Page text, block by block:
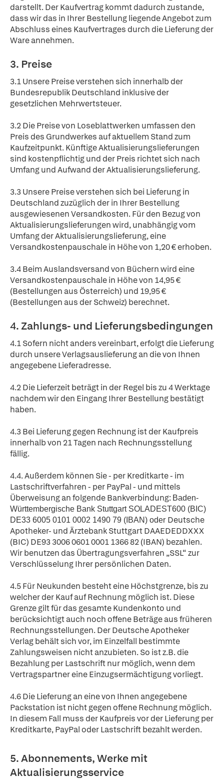
darstellt. Der Kaufvertrag kommt dadurch zustande,
dass wir das in Ihrer Bestellung liegende Angebot zum
Abschluss eines Kaufvertrages durch die Lieferung der
Ware annehmen.
3. Preise
3.1 Unsere Preise verstehen sich innerhalb der
Bundesrepublik Deutschland inklusive der
gesetzlichen Mehrwertsteuer.
3.2 Die Preise von Loseblattwerken umfassen den
Preis des Grundwerkes auf aktuellem Stand zum
Kaufzeitpunkt. Künftige Aktualisierungslieferungen
sind kostenpflichtig und der Preis richtet sich nach
Umfang und Aufwand der Aktualisierungslieferung.
3.3 Unsere Preise verstehen sich bei Lieferung in
Deutschland zuzüglich der in Ihrer Bestellung
ausgewiesenen Versandkosten. Für den Bezug von
Aktualisierungslieferungen wird, unabhängig vom
Umfang der Aktualisierungslieferung, eine
Versandkostenpauschale in Höhe von 1,20 € erhoben.
3.4 Beim Auslandsversand von Büchern wird eine
Versandkostenpauschale in Höhe von 14,95 €
(Bestellungen aus Österreich) und 19,95 €
(Bestellungen aus der Schweiz) berechnet.
4. Zahlungs- und Lieferungsbedingungen
4.1 Sofern nicht anders vereinbart, erfolgt die Lieferung
durch unsere Verlagsauslieferung an die von Ihnen
angegebene Lieferadresse.
4.2 Die Lieferzeit beträgt in der Regel bis zu 4 Werktage
nachdem wir den Eingang Ihrer Bestellung bestätigt
haben.
4.3 Bei Lieferung gegen Rechnung ist der Kaufpreis
innerhalb von 21 Tagen nach Rechnungsstellung
fällig.
4.4. Außerdem können Sie - per Kreditkarte - im
Lastschriftverfahren - per PayPal - und mittels
Überweisung an folgende Bankverbindung: Baden-
Württembergische Bank Stuttgart SOLADEST600 (BIC)
DE33 6005 0101 0002 1490 79 (IBAN) oder Deutsche
Apotheker- und Ärztebank Stuttgart DAAEDEDDXXX
(BIC) DE93 3006 0601 0001 1366 82 (IBAN) bezahlen.
Wir benutzen das Übertragungsverfahren „SSL“ zur
Verschlüsselung Ihrer persönlichen Daten.
4.5 Für Neukunden besteht eine Höchstgrenze, bis zu
welcher der Kauf auf Rechnung möglich ist. Diese
Grenze gilt für das gesamte Kundenkonto und
berücksichtigt auch noch offene Beträge aus früheren
Rechnungsstellungen. Der Deutsche Apotheker
Verlag behält sich vor, im Einzelfall bestimmte
Zahlungsweisen nicht anzubieten. So ist z.B. die
Bezahlung per Lastschrift nur möglich, wenn dem
Vertragspartner eine Einzugsermächtigung vorliegt.
4.6 Die Lieferung an eine von Ihnen angegebene
Packstation ist nicht gegen offene Rechnung möglich.
In diesem Fall muss der Kaufpreis vor der Lieferung per
Kreditkarte, PayPal oder Lastschrift bezahlt werden.
5. Abonnements, Werke mit
Aktualisierungsservice